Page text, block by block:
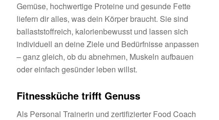
Gemüse, hochwertige Proteine und gesunde Fette
liefern dir alles, was dein Körper braucht. Sie sind
ballaststoffreich, kalorienbewusst und lassen sich
individuell an deine Ziele und Bedürfnisse anpassen
– ganz gleich, ob du abnehmen, Muskeln aufbauen
oder einfach gesünder leben willst.
Fitnessküche trifft Genuss
Als Personal Trainerin und zertifizierter Food Coach